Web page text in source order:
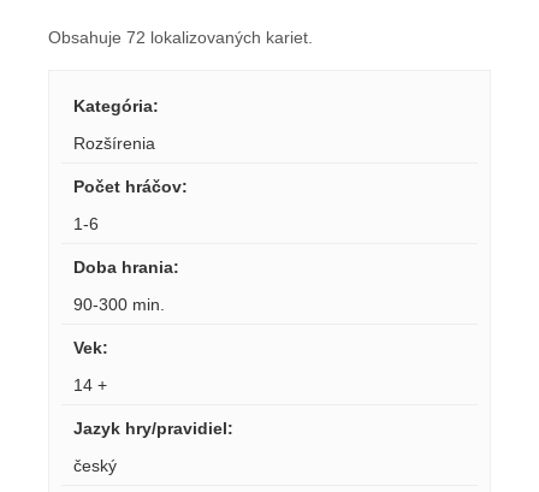
Obsahuje 72 lokalizovaných kariet.
Kategória:
Rozšírenia
Počet hráčov:
1-6
Doba hrania:
90-300 min.
Vek:
14 +
Jazyk hry/pravidiel:
český